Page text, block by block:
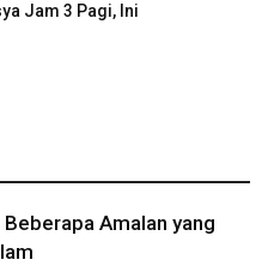
Jam 3 Pagi, Ini
Amalan yang